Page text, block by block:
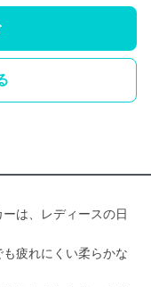
は、レディースの日
疲れにくい柔らかな